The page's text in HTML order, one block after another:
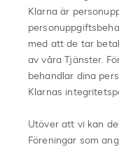
Klarna är
med att de tar
av våra Tjänster.
behandlar dina
Klarnas
Utöver att vi kan
Föreningar som